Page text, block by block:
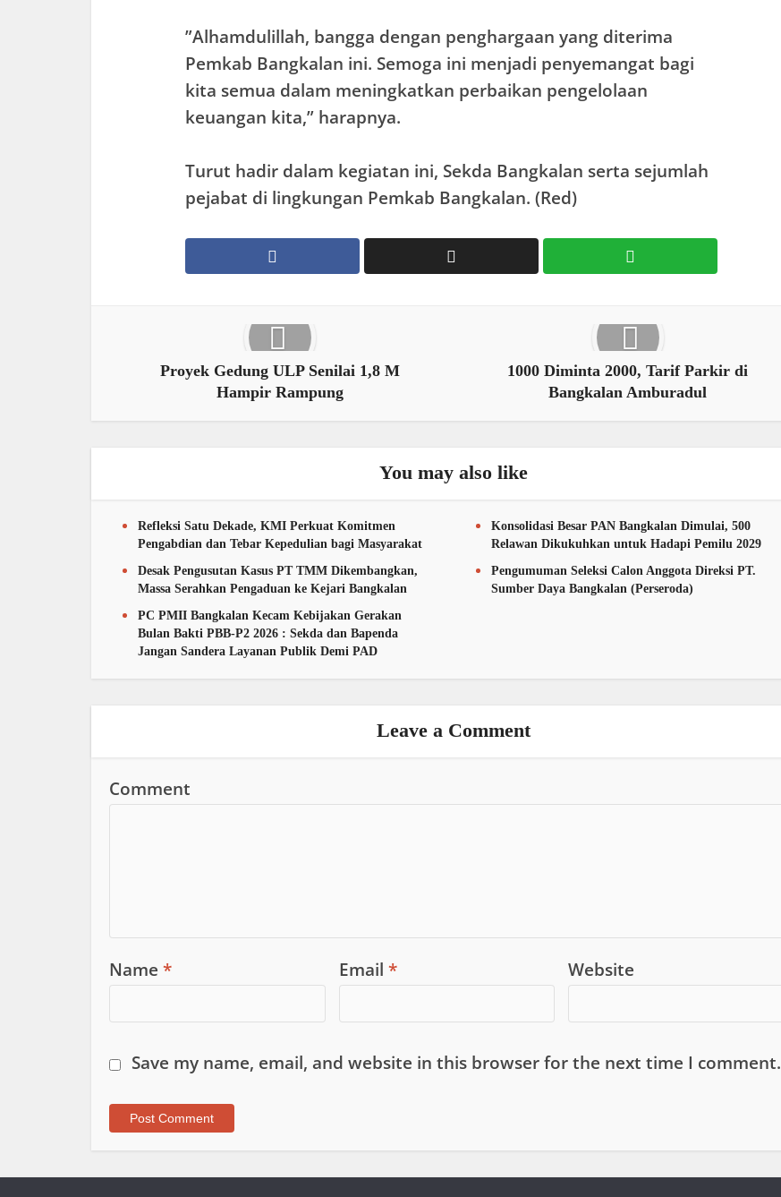
”Alhamdulillah, bangga dengan penghargaan yang diterima
Pemkab Bangkalan ini. Semoga ini menjadi penyemangat bagi
kita semua dalam meningkatkan perbaikan pengelolaan
keuangan kita,” harapnya.
Turut hadir dalam kegiatan ini, Sekda Bangkalan serta sejumlah
pejabat di lingkungan Pemkab Bangkalan. (Red)
Proyek Gedung ULP Senilai 1,8 M
Hampir Rampung
1000 Diminta 2000, Tarif Parkir di
Bangkalan Amburadul
You may also like
Refleksi Satu Dekade, KMI Perkuat Komitmen
Pengabdian dan Tebar Kepedulian bagi Masyarakat
Konsolidasi Besar PAN Bangkalan Dimulai, 500
Relawan Dikukuhkan untuk Hadapi Pemilu 2029
Desak Pengusutan Kasus PT TMM Dikembangkan,
Massa Serahkan Pengaduan ke Kejari Bangkalan
Pengumuman Seleksi Calon Anggota Direksi PT.
Sumber Daya Bangkalan (Perseroda)
PC PMII Bangkalan Kecam Kebijakan Gerakan
Bulan Bakti PBB-P2 2026 : Sekda dan Bapenda
Jangan Sandera Layanan Publik Demi PAD
Leave a Comment
Comment
Name * Email * Website
Save my name, email, and website in this browser for the next time I comment.